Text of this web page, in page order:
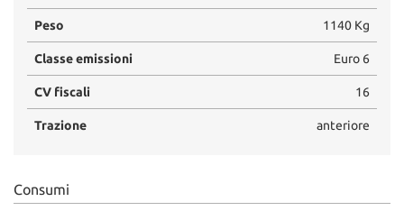
Peso 1140 Kg
Classe emissioni Euro 6
CV fiscali 16
Trazione anteriore
Consumi